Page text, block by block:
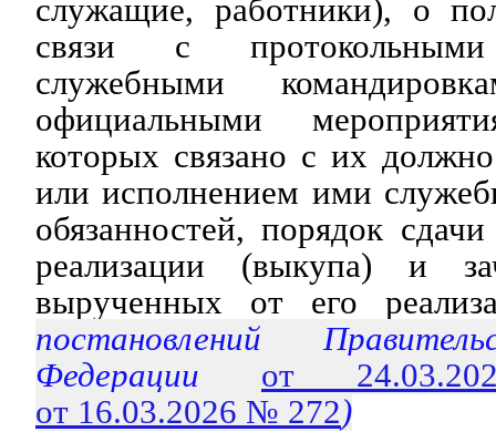
служащие, работники), о
связи с протокольными
служебными
официальными
которых связано с их
или исполнением ими
обязанностей, порядок
реализации (выкупа) и
вырученных от его
постановлений
Федерации от
от 16.03.2026 № 272)